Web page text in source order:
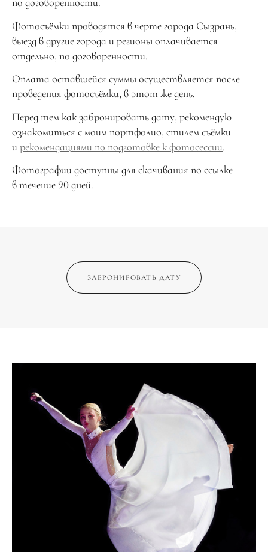
Фотосъёмки проводятся в черте города Сызрань,
выезд в другие города и регионы оплачивается
отдельно, по договоренности.
Оплата оставшейся суммы осуществляется после
проведения фотосъёмки, в этот же день.
Перед тем как забронировать дату, рекомендую
ознакомиться с моим портфолио, стилем съёмки
ирекомендациями по подготовке к фотосессии.
Фотографии доступны для скачивания по ссылке
в течение 90 дней.
ЗАБРОНИРОВАТЬ ДАТУ